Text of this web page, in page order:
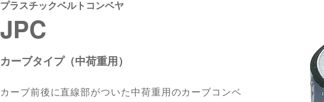
プラスチックベルトコンベヤ
JPC
カーブタイプ（中荷重用）
カーブ前後に直線部がついた中荷重用のカーブコンベ